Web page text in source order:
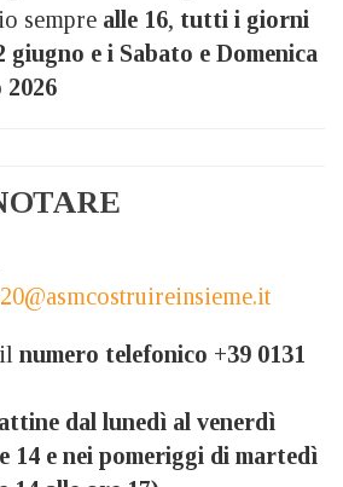
sempre alle 16, tutti i giorni
giugno e i Sabato e Domenica
2026
numero telefonico +39 0131
dal lunedì al venerdì
14 e nei pomeriggi di martedì